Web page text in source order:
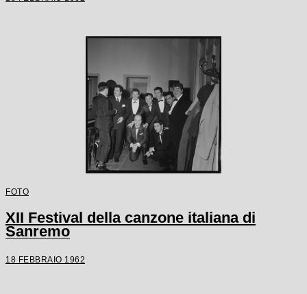
FOTO
XII Festival della canzone italiana di
Sanremo
18 FEBBRAIO 1962